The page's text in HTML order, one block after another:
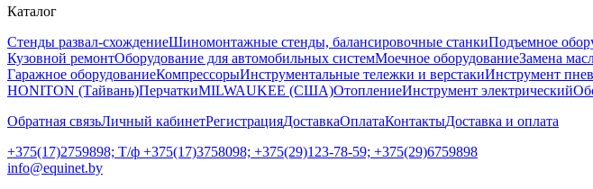
Каталог
Стенды развал-схождениеШиномонтажные стенды, балансировочные станкиПодъемное
Кузовной ремонтОборудование для автомобильных системМоечное оборудованиеЗамена
Гаражное оборудованиеКомпрессорыИнструментальные тележки и верстакиИнструмент
HONITON (Тайвань)ПерчаткиMILWAUKEE (США)ОтоплениеИнструмент электрический
Обратная связьЛичный кабинетРегистрацияДоставкаОплатаКонтактыДоставка и оплата
+375(17)2759898; Т/ф +375(17)3758098; +375(29)123-78-59; +375(29)6759898
info@equinet.by